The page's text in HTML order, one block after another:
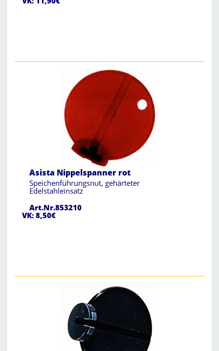
Asista Nippelspanner rot
Speichenführungsnut, gehärteter
Edelstahleinsatz
Art.Nr.853210
VK: 8,50€